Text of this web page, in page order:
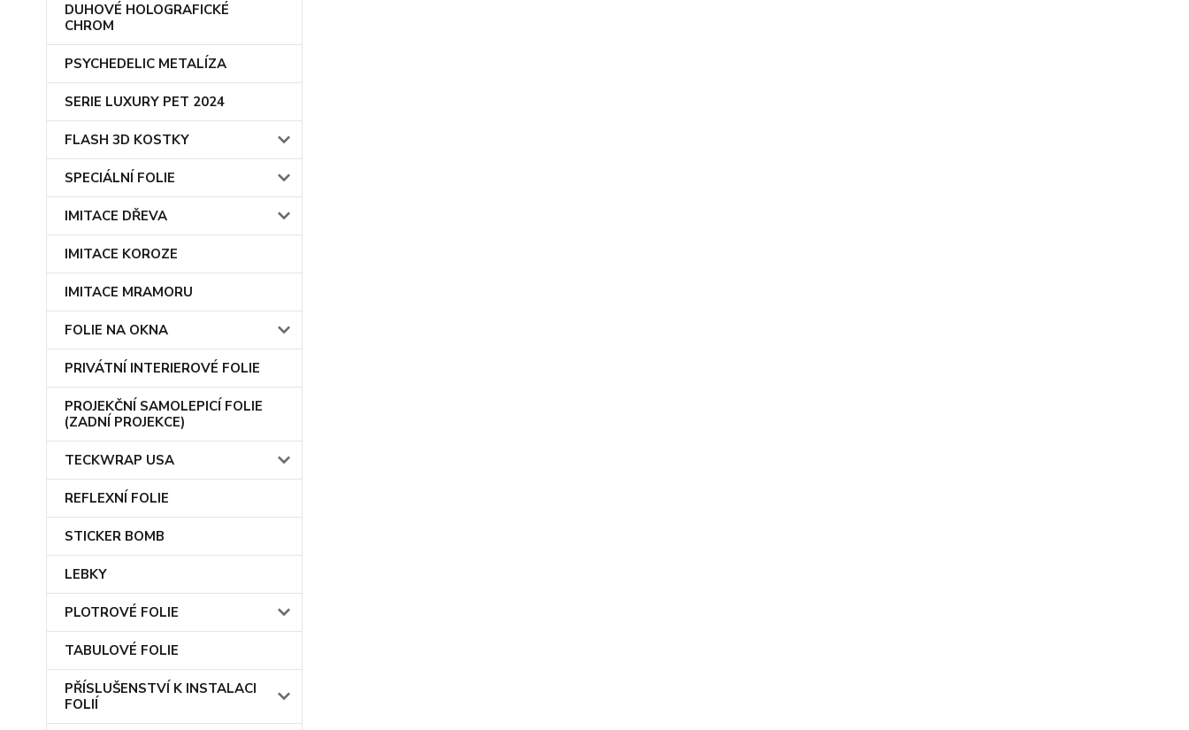
DUHOVÉ HOLOGRAFICKÉ
CHROM
PSYCHEDELIC METALÍZA
SERIE LUXURY PET 2024
FLASH 3D KOSTKY
SPECIÁLNÍ FOLIE
IMITACE DŘEVA
IMITACE KOROZE
IMITACE MRAMORU
FOLIE NA OKNA
PRIVÁTNÍ INTERIEROVÉ FOLIE
PROJEKČNÍ SAMOLEPICÍ FOLIE
(ZADNÍ PROJEKCE)
TECKWRAP USA
REFLEXNÍ FOLIE
STICKER BOMB
LEBKY
PLOTROVÉ FOLIE
TABULOVÉ FOLIE
PŘÍSLUŠENSTVÍ K INSTALACI
FOLIÍ